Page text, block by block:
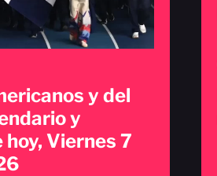
y del
y
Viernes 7